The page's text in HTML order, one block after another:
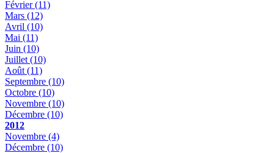
Février(11)
Mars (12)
Avril (10)
Mai (11)
Juin (10)
Juillet (10)
Août (11)
Septembre (10)
Octobre (10)
Novembre (10)
Décembre (10)
2012
Novembre (4)
Décembre (10)